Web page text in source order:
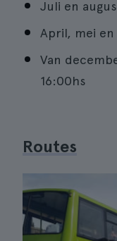
Juli en
April, mei
Van
16:00hs
Routes